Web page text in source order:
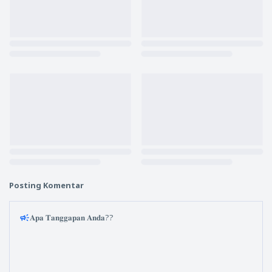
Posting Komentar
𝐀𝐩𝐚 𝐓𝐚𝐧𝐠𝐠𝐚𝐩𝐚𝐧 𝐀𝐧𝐝𝐚??